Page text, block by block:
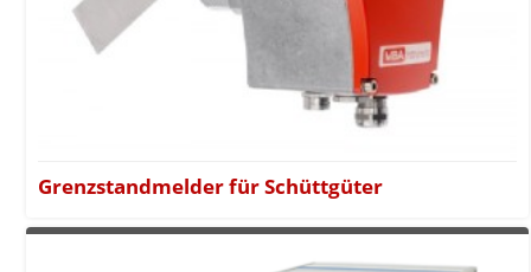
Grenzstandmelder für Schüttgüter